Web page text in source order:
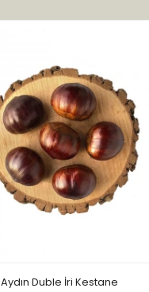
Aydın Duble İri Kestane